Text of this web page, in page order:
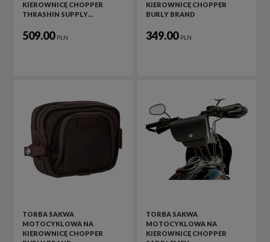
KIEROWNICĘ CHOPPER
THRASHIN SUPPLY…
509.00 PLN
KIEROWNICĘ CHOPPER
BURLY BRAND
349.00 PLN
TORBA SAKWA
MOTOCYKLOWA NA
KIEROWNICĘ CHOPPER
TORBA SAKWA
MOTOCYKLOWA NA
KIEROWNICĘ CHOPPER